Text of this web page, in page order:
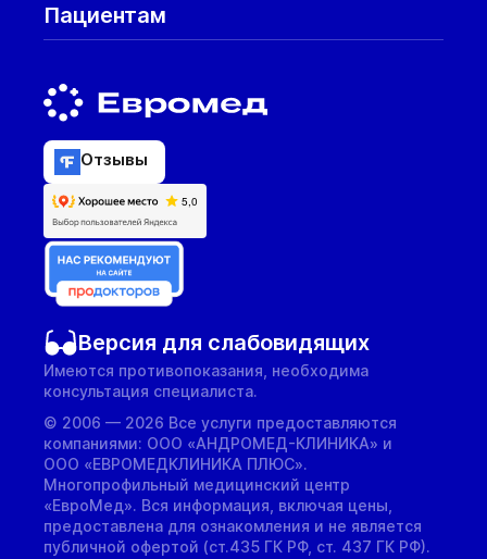
Пациентам
Отзывы
Версия для слабовидящих
Имеются противопоказания, необходима
консультация специалиста.
© 2006 — 2026 Все услуги предоставляются
компаниями: ООО «АНДРОМЕД-КЛИНИКА» и
ООО «ЕВРОМЕДКЛИНИКА ПЛЮС».
Многопрофильный медицинский центр
«ЕвроМед». Вся информация, включая цены,
предоставлена для ознакомления и не является
публичной офертой (ст.435 ГК РФ, cт. 437 ГК РФ).